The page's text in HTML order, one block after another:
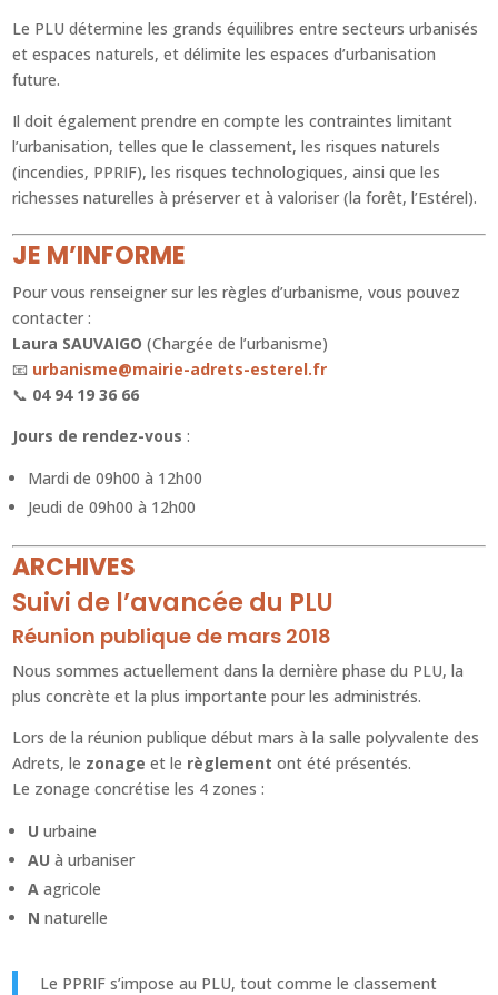
Le PLU détermine les grands équilibres entre secteurs urbanisés
et espaces naturels, et délimite les espaces d’urbanisation
future.
Il doit également prendre en compte les contraintes limitant
l’urbanisation, telles que le classement, les risques naturels
(incendies, PPRIF), les risques technologiques, ainsi que les
richesses naturelles à préserver et à valoriser (la forêt, l’Estérel).
JE M’INFORME
Pour vous renseigner sur les règles d’urbanisme, vous pouvez
contacter :
Laura SAUVAIGO(Chargée de l’urbanisme)
📧 urbanisme@mairie-adrets-esterel.fr
📞 04 94 19 36 66
Jours de rendez-vous :
Mardi de 09h00 à 12h00
Jeudi de 09h00 à 12h00
ARCHIVES
Suivi de l’avancée du PLU
Réunion publique de mars 2018
Nous sommes actuellement dans la dernière phase du PLU, la
plus concrète et la plus importante pour les administrés.
Lors de la réunion publique début mars à la salle polyvalente des
Adrets, le zonage et le règlement ont été présentés.
Le zonage concrétise les 4 zones :
U urbaine
AU à urbaniser
A agricole
N naturelle
Le PPRIF s’impose au PLU, tout comme le classement